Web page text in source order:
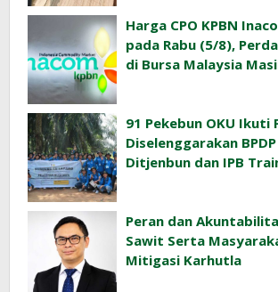
Harga CPO KPBN
pada Rabu (5/8),
di Bursa Malaysia
91 Pekebun OKU Ikuti
Diselenggarakan
Ditjenbun dan IPB
Peran dan
Sawit Serta
Mitigasi Karhutla